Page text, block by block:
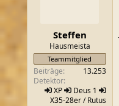
Steffen
Hausmeista
Teammitglied
Beiträge
13.253
Detektor
XP
Deus 1
X35-28er/ Rutus